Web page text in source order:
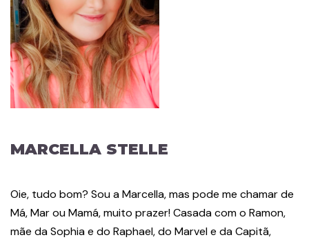
MARCELLA STELLE
Oie, tudo bom? Sou a Marcella, mas pode me chamar de
Má, Mar ou Mamá, muito prazer! Casada com o Ramon,
mãe da Sophia e do Raphael, do Marvel e da Capitã,